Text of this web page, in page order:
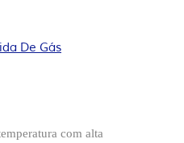
De Gás
com alta